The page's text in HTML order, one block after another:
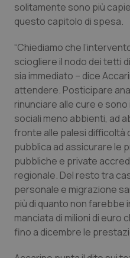
Quotidiano
Rene & patologie
Salute orale &
Sangue &
Tiroide
Tumore al seno
Tumore ovarico
Tumori del
solitamente sono più
questo capitolo di spesa.
“Chiediamo che
sciogliere il nodo dei tetti
sia immediato – dice
attendere. Posticipare
rinunciare alle cure e
sociali meno abbienti, ad
fronte alle palesi difficoltà
pubblica ad assicurare le
pubbliche e private
regionale. Del resto tra
personale e migrazione
più di quanto non farebbe
manciata di milioni di euro
fino a dicembre le